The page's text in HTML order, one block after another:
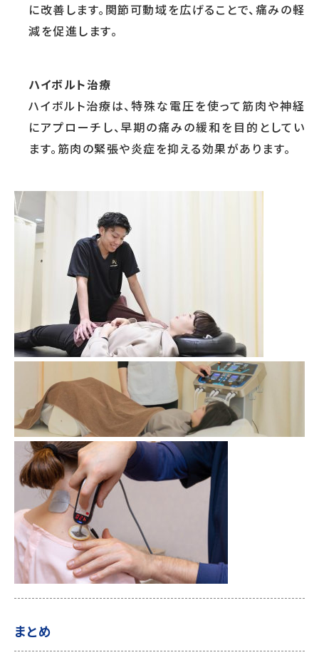
に改善します。関節可動域を広げることで、痛みの軽
減を促進します。
ハイボルト治療
ハイボルト治療は、特殊な電圧を使って筋肉や神経
にアプローチし、早期の痛みの緩和を目的としてい
ます。筋肉の緊張や炎症を抑える効果があります。
まとめ